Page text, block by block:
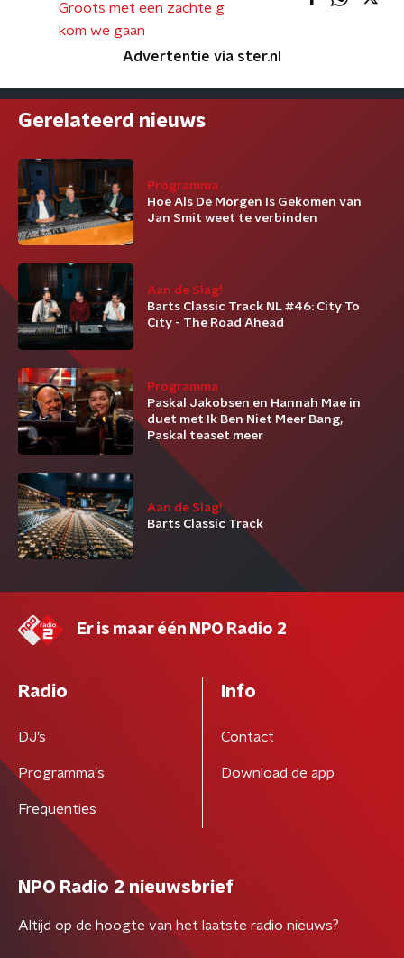
Groots met een zachte g
kom we gaan
Advertentie via ster.nl
Gerelateerd nieuws
Programma
Hoe Als De Morgen Is Gekomen van
Jan Smit weet te verbinden
Aan de Slag!
Barts Classic Track NL #46: City To
City - The Road Ahead
Programma
Paskal Jakobsen en Hannah Mae in
duet met Ik Ben Niet Meer Bang,
Paskal teaset meer
Aan de Slag!
Barts Classic Track
Er is maar één NPO Radio 2
Radio
DJ’s
Programma's
Frequenties
Info
Contact
Download de app
NPO Radio 2 nieuwsbrief
Altijd op de hoogte van het laatste radio nieuws?